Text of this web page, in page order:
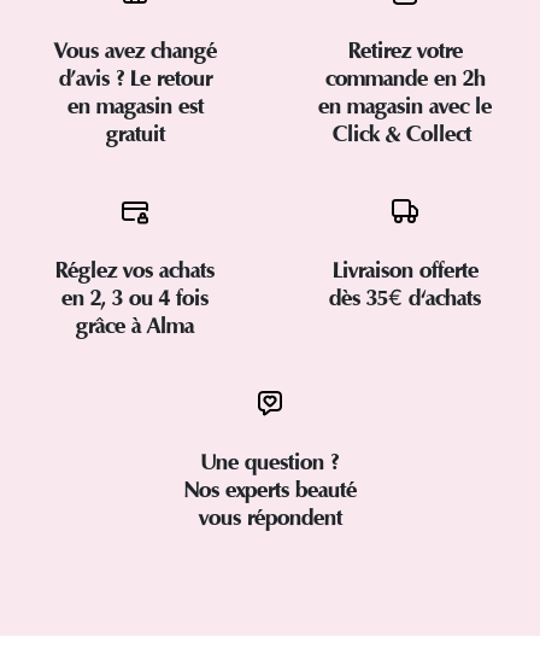
Vous avez changé
d’avis ? Le retour
en magasin est
gratuit
Retirez votre
commande en 2h
en magasin avec le
Click & Collect
Réglez vos achats
en 2, 3 ou 4 fois
grâce à Alma
Livraison offerte
dès 35€ d'achats
Une question ?
Nos experts beauté
vous répondent